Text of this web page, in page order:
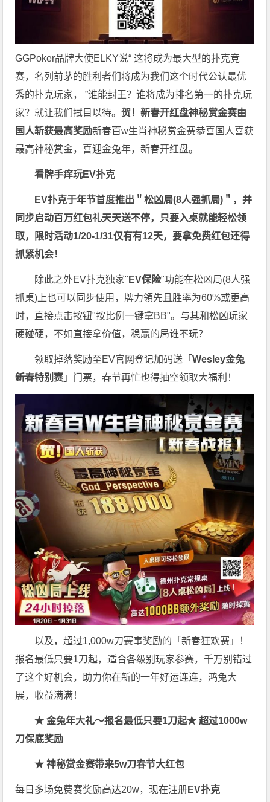
GGPoker品牌大使ELKY说“ 这将成为最大型的扑克竞
赛，名列前茅的胜利者们将成为我们这个时代公认最优
秀的扑克玩家， ”谁能封王？谁将成为排名第一的扑克玩
家？就让我们拭目以待。贺！新春开红盘神秘赏金赛由
国人斩获最高奖励新春百w生肖神秘赏金赛恭喜国人喜获
最高神秘赏金，喜迎金兔年，新春开红盘。
看牌手痒玩EV扑克
EV扑克于年节首度推出＂松凶局(8人强抓局)＂，并
同步启动百万红包礼天天送不停，只要入桌就能轻松领
取，限时活动1/20-1/31仅有有12天，要拿免费红包还得
抓紧机会！
除此之外EV扑克独家" EV保险"功能在松凶局(8人强
抓桌)上也可以同步使用，牌力領先且胜率为60%或更高
时，直接点击按钮"按比例一键拿BB"。与其和松凶玩家
硬碰硬，不如直接拿价值，稳赢的局谁不玩？
领取掉落奖励至EV官网登记加码送「Wesley金兔
新春特别赛」门票，春节再忙也得抽空领取大福利！
以及，超过1,000w刀赛事奖励的「新春狂欢赛」！
报名最低只要1刀起，适合各级别玩家参赛，千万别错过
了这个好机会，助力你在新的一年好运连连，鸿兔大
展，收益满满！
★ 金兔年大礼～报名最低只要1刀起★ 超过1000w
刀保底奖励
★ 神秘赏金赛带来5w刀春节大红包
每日多场免费赛奖励高达20w，现在注册EV扑克